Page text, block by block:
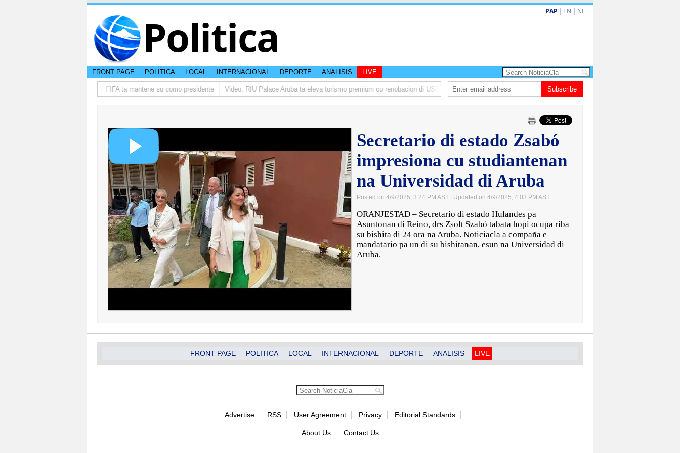
Politica PAP | EN | NL
FRONT PAGE POLITICA LOCAL INTERNACIONAL DEPORTE ANALISIS LIVE
Infantino ta pidi disculpa, y FIFA ta mantene su como presidente Video: RIU Palace Aruba ta eleva turismo premium cu renobacion di US$106 miyon Aruba ta enfrenta Sur Korea den duelo di pitcheo
Subscribe
Secretario di estado Zsabó
impresiona cu studiantenan
na Universidad di Aruba
Posted on 4/9/2025, 3:24 PM AST | Updated on 4/9/2025, 4:03 PM AST
ORANJESTAD – Secretario di estado Hulandes pa
Asuntonan di Reino, drs Zsolt Szabó tabata hopi ocupa riba
su bishita di 24 ora na Aruba. Noticiacla a compaña e
mandatario pa un di su bishitanan, esun na Universidad di
Aruba.
FRONT PAGE POLITICA LOCAL INTERNACIONAL DEPORTE ANALISIS LIVE
Advertise RSS User Agreement Privacy Editorial Standards
About Us Contact Us